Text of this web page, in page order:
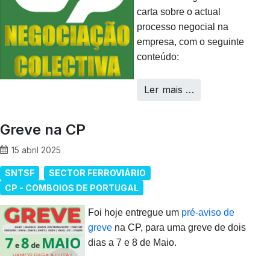
carta sobre o actual
processo negocial na
empresa, com o seguinte
conteúdo:
Ler mais …
Greve na CP
15 abril 2025
SNTSF
SECTOR FERROVIÁRIO
CP - COMBOIOS DE PORTUGAL
Foi hoje entregue um pré-aviso de
greve na CP, para uma greve de dois
dias a 7 e 8 de Maio.